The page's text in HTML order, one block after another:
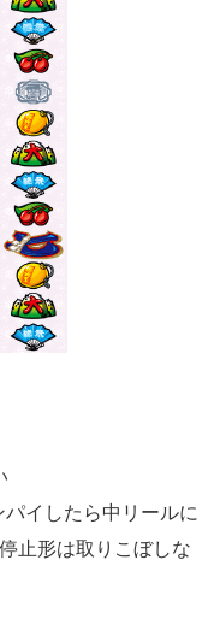
イしたら中リールに
止形は取りこぼしな